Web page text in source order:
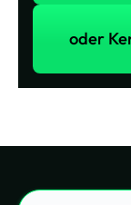
oder
oder